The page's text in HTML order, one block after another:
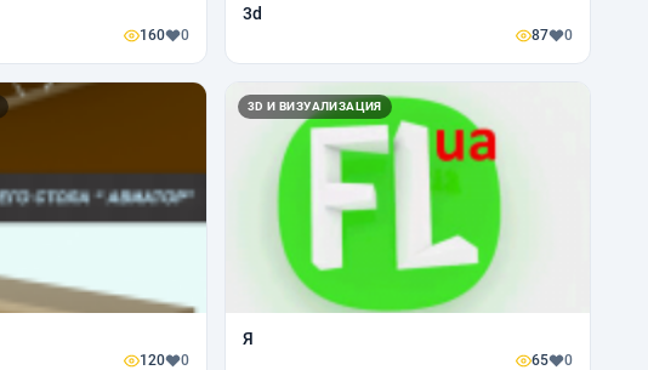
160 0
3d
87 0
120 0
3D И ВИЗУАЛИЗАЦИЯ
Я
65 0